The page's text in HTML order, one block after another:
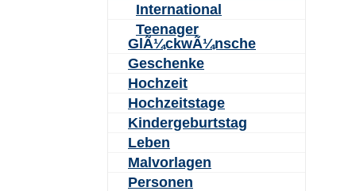
International
Teenager
GlÃ¼ckwÃ¼nsche
Geschenke
Hochzeit
Hochzeitstage
Kindergeburtstag
Leben
Malvorlagen
Personen